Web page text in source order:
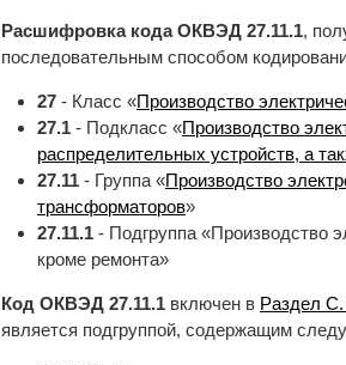
Расшифровка кода ОКВЭД 27.11.1,
последовательным способом
27 - Класс «Производство
27.1 - Подкласс «Производство
распределительных устройств, а
27.11 - Группа «Производство
трансформаторов»
27.11.1 - Подгруппа «Производство
кроме ремонта»
Код ОКВЭД 27.11.1 включен в Раздел
является подгруппой, содержащим